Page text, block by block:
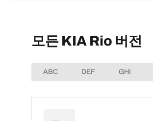
모든 KIA Rio 버전
ABC DEF GHI